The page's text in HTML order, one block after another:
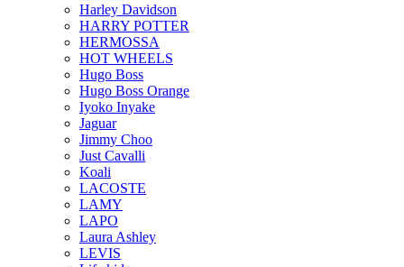
Harley Davidson
HARRY POTTER
HERMOSSA
HOT WHEELS
Hugo Boss
Hugo Boss Orange
Iyoko Inyake
Jaguar
Jimmy Choo
Just Cavalli
Koali
LACOSTE
LAMY
LAPO
Laura Ashley
LEVIS